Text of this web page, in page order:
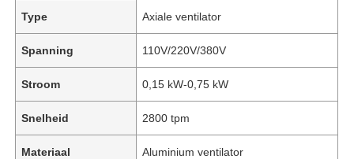
Type Axiale ventilator
Spanning 110V/220V/380V
Stroom 0,15 kW-0,75 kW
Snelheid 2800 tpm
Materiaal Aluminium ventilator